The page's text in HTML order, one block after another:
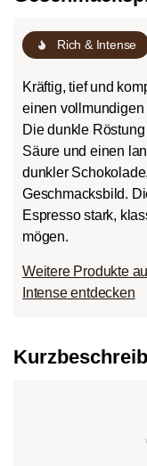
Rich & Intense
Kräftig, tief und
einen vollmundigen
Die dunkle
Säure und einen
dunkler
Geschmacksbild.
Espresso stark,
mögen.
Weitere Produkte
Intense entdecken